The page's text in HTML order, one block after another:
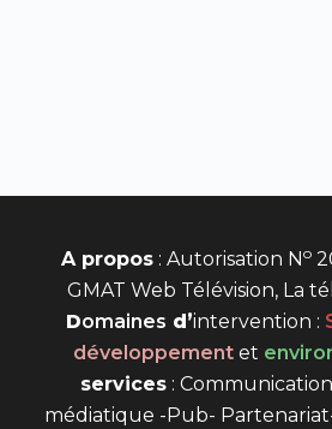
A propos: Autorisation N o
GMAT Web Télévision, La
Domaines d’intervention :
développement et
services:
médiatique -Pub-